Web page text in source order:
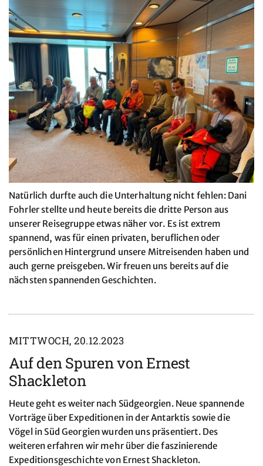
Natürlich durfte auch die Unterhaltung nicht fehlen: Dani
Fohrler stellte und heute bereits die dritte Person aus
unserer Reisegruppe etwas näher vor. Es ist extrem
spannend, was für einen privaten, beruflichen oder
persönlichen Hintergrund unsere Mitreisenden haben und
auch gerne preisgeben. Wir freuen uns bereits auf die
nächsten spannenden Geschichten.
MITTWOCH, 20.12.2023
Auf den Spuren von Ernest
Shackleton
Heute geht es weiter nach Südgeorgien. Neue spannende
Vorträge über Expeditionen in der Antarktis sowie die
Vögel in Süd Georgien wurden uns präsentiert. Des
weiteren erfahren wir mehr über die faszinierende
Expeditionsgeschichte von Ernest Shackleton.